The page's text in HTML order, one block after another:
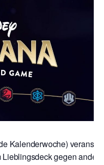
Kalenderwoche)
Lieblingsdeck gegen